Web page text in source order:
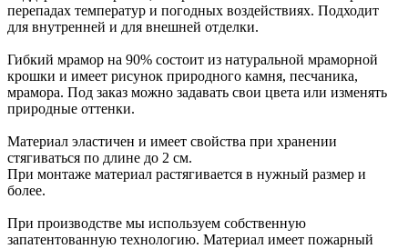
перепадах температур и погодных воздействиях. Подходит
для внутренней и для внешней отделки.
Гибкий мрамор на 90% состоит из натуральной мраморной
крошки и имеет рисунок природного камня, песчаника,
мрамора. Под заказ можно задавать свои цвета или изменять
природные оттенки.
Материал эластичен и имеет свойства при хранении
стягиваться по длине до 2 см.
При монтаже материал растягивается в нужный размер и
более.
При производстве мы используем собственную
запатентованную технологию. Материал имеет пожарный